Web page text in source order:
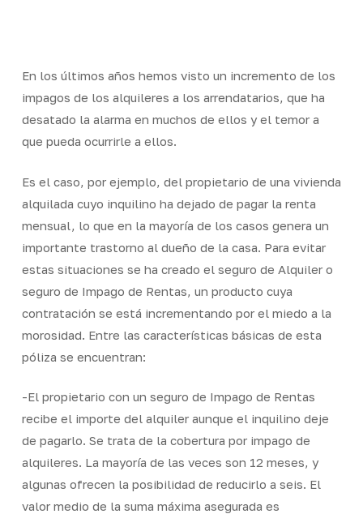
contentEn los últimos años hemos visto un incremento de los
impagos de los alquileres a los arrendatarios, que ha
desatado la alarma en muchos de ellos y el temor a
que pueda ocurrirle a ellos.
Es el caso, por ejemplo, del propietario de una vivienda
alquilada cuyo inquilino ha dejado de pagar la renta
mensual, lo que en la mayoría de los casos genera un
importante trastorno al dueño de la casa. Para evitar
estas situaciones se ha creado el seguro de Alquiler o
seguro de Impago de Rentas, un producto cuya
contratación se está incrementando por el miedo a la
morosidad. Entre las características básicas de esta
póliza se encuentran:
-El propietario con un seguro de Impago de Rentas
recibe el importe del alquiler aunque el inquilino deje
de pagarlo. Se trata de la cobertura por impago de
alquileres. La mayoría de las veces son 12 meses, y
algunas ofrecen la posibilidad de reducirlo a seis. El
valor medio de la suma máxima asegurada es
Menu